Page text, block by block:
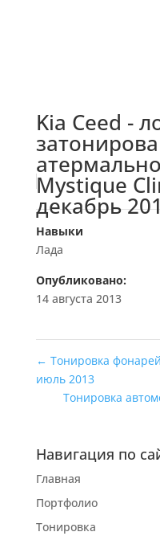
Kia Ceed -
Mystique
декабрь
Навыки
Лада
Опубликовано:
14 августа 2013
← Тонировка
июль 2013
Тонировка
Навигация по
Главная
Портфолио
Тонировка